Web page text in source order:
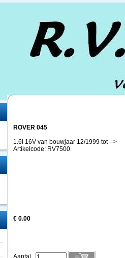
ROVER 045
1.6i 16V van bouwjaar 12/1999 tot -->
Artikelcode: RV7500
€ 0.00
Aantal